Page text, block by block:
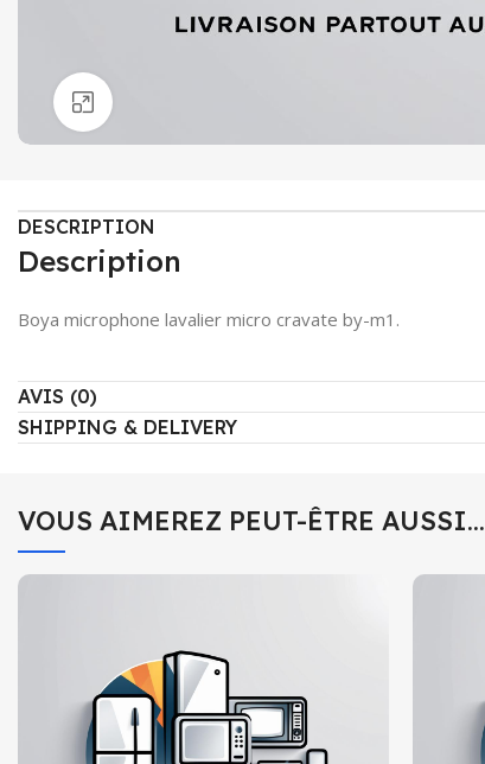
DESCRIPTION
Description
Boya microphone lavalier micro cravate by-m1.
AVIS (0)
SHIPPING & DELIVERY
VOUS AIMEREZ PEUT-ÊTRE AUSSI…